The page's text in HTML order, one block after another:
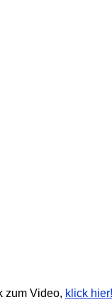
zum Video, klick hier!